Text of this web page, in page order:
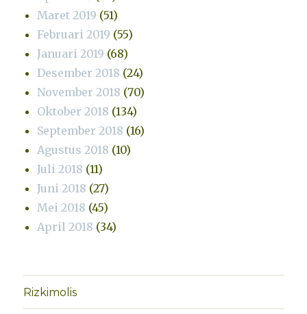
Maret 2019 (51)
Februari 2019 (55)
Januari 2019 (68)
Desember 2018 (24)
November 2018 (70)
Oktober 2018 (134)
September 2018 (16)
Agustus 2018 (10)
Juli 2018 (11)
Juni 2018 (27)
Mei 2018 (45)
April 2018 (34)
Rizkimolis